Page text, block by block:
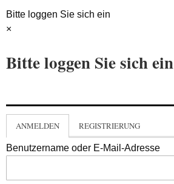
Bitte loggen Sie sich ein
×
Bitte loggen Sie sich ein
ANMELDEN REGISTRIERUNG
Benutzername oder E-Mail-Adresse